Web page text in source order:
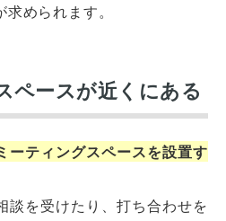
められます。
ースが近くにある
ーティングスペースを設置す
談を受けたり、打ち合わせを